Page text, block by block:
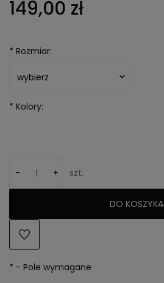
149,00 zł
* Rozmiar:
* Kolory:
- + szt.
DO KOSZYKA
* - Pole wymagane